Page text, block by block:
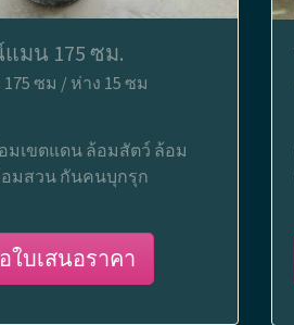
มน 175 ซม.
ซม / ห่าง 15 ซม
มเขตแดน ล้อมสัตว์ ล้อม
มสวน กันคนบุกรุก
ใบเสนอราคา